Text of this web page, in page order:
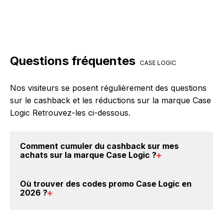
Questions fréquentes CASE LOGIC
Nos visiteurs se posent régulièrement des questions
sur le cashback et les réductions sur la marque Case
Logic Retrouvez-les ci-dessous.
Comment cumuler du cashback sur mes
achats sur la marque Case Logic ?
Logic : Créez votre compte sur BackBackBack et
Où trouver des codes promo Case Logic en
2026 ?